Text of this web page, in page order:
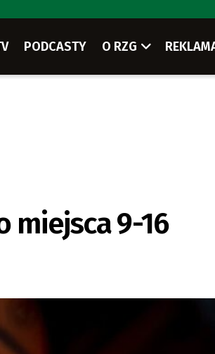
PODCASTY O RZG
miejsca 9-16